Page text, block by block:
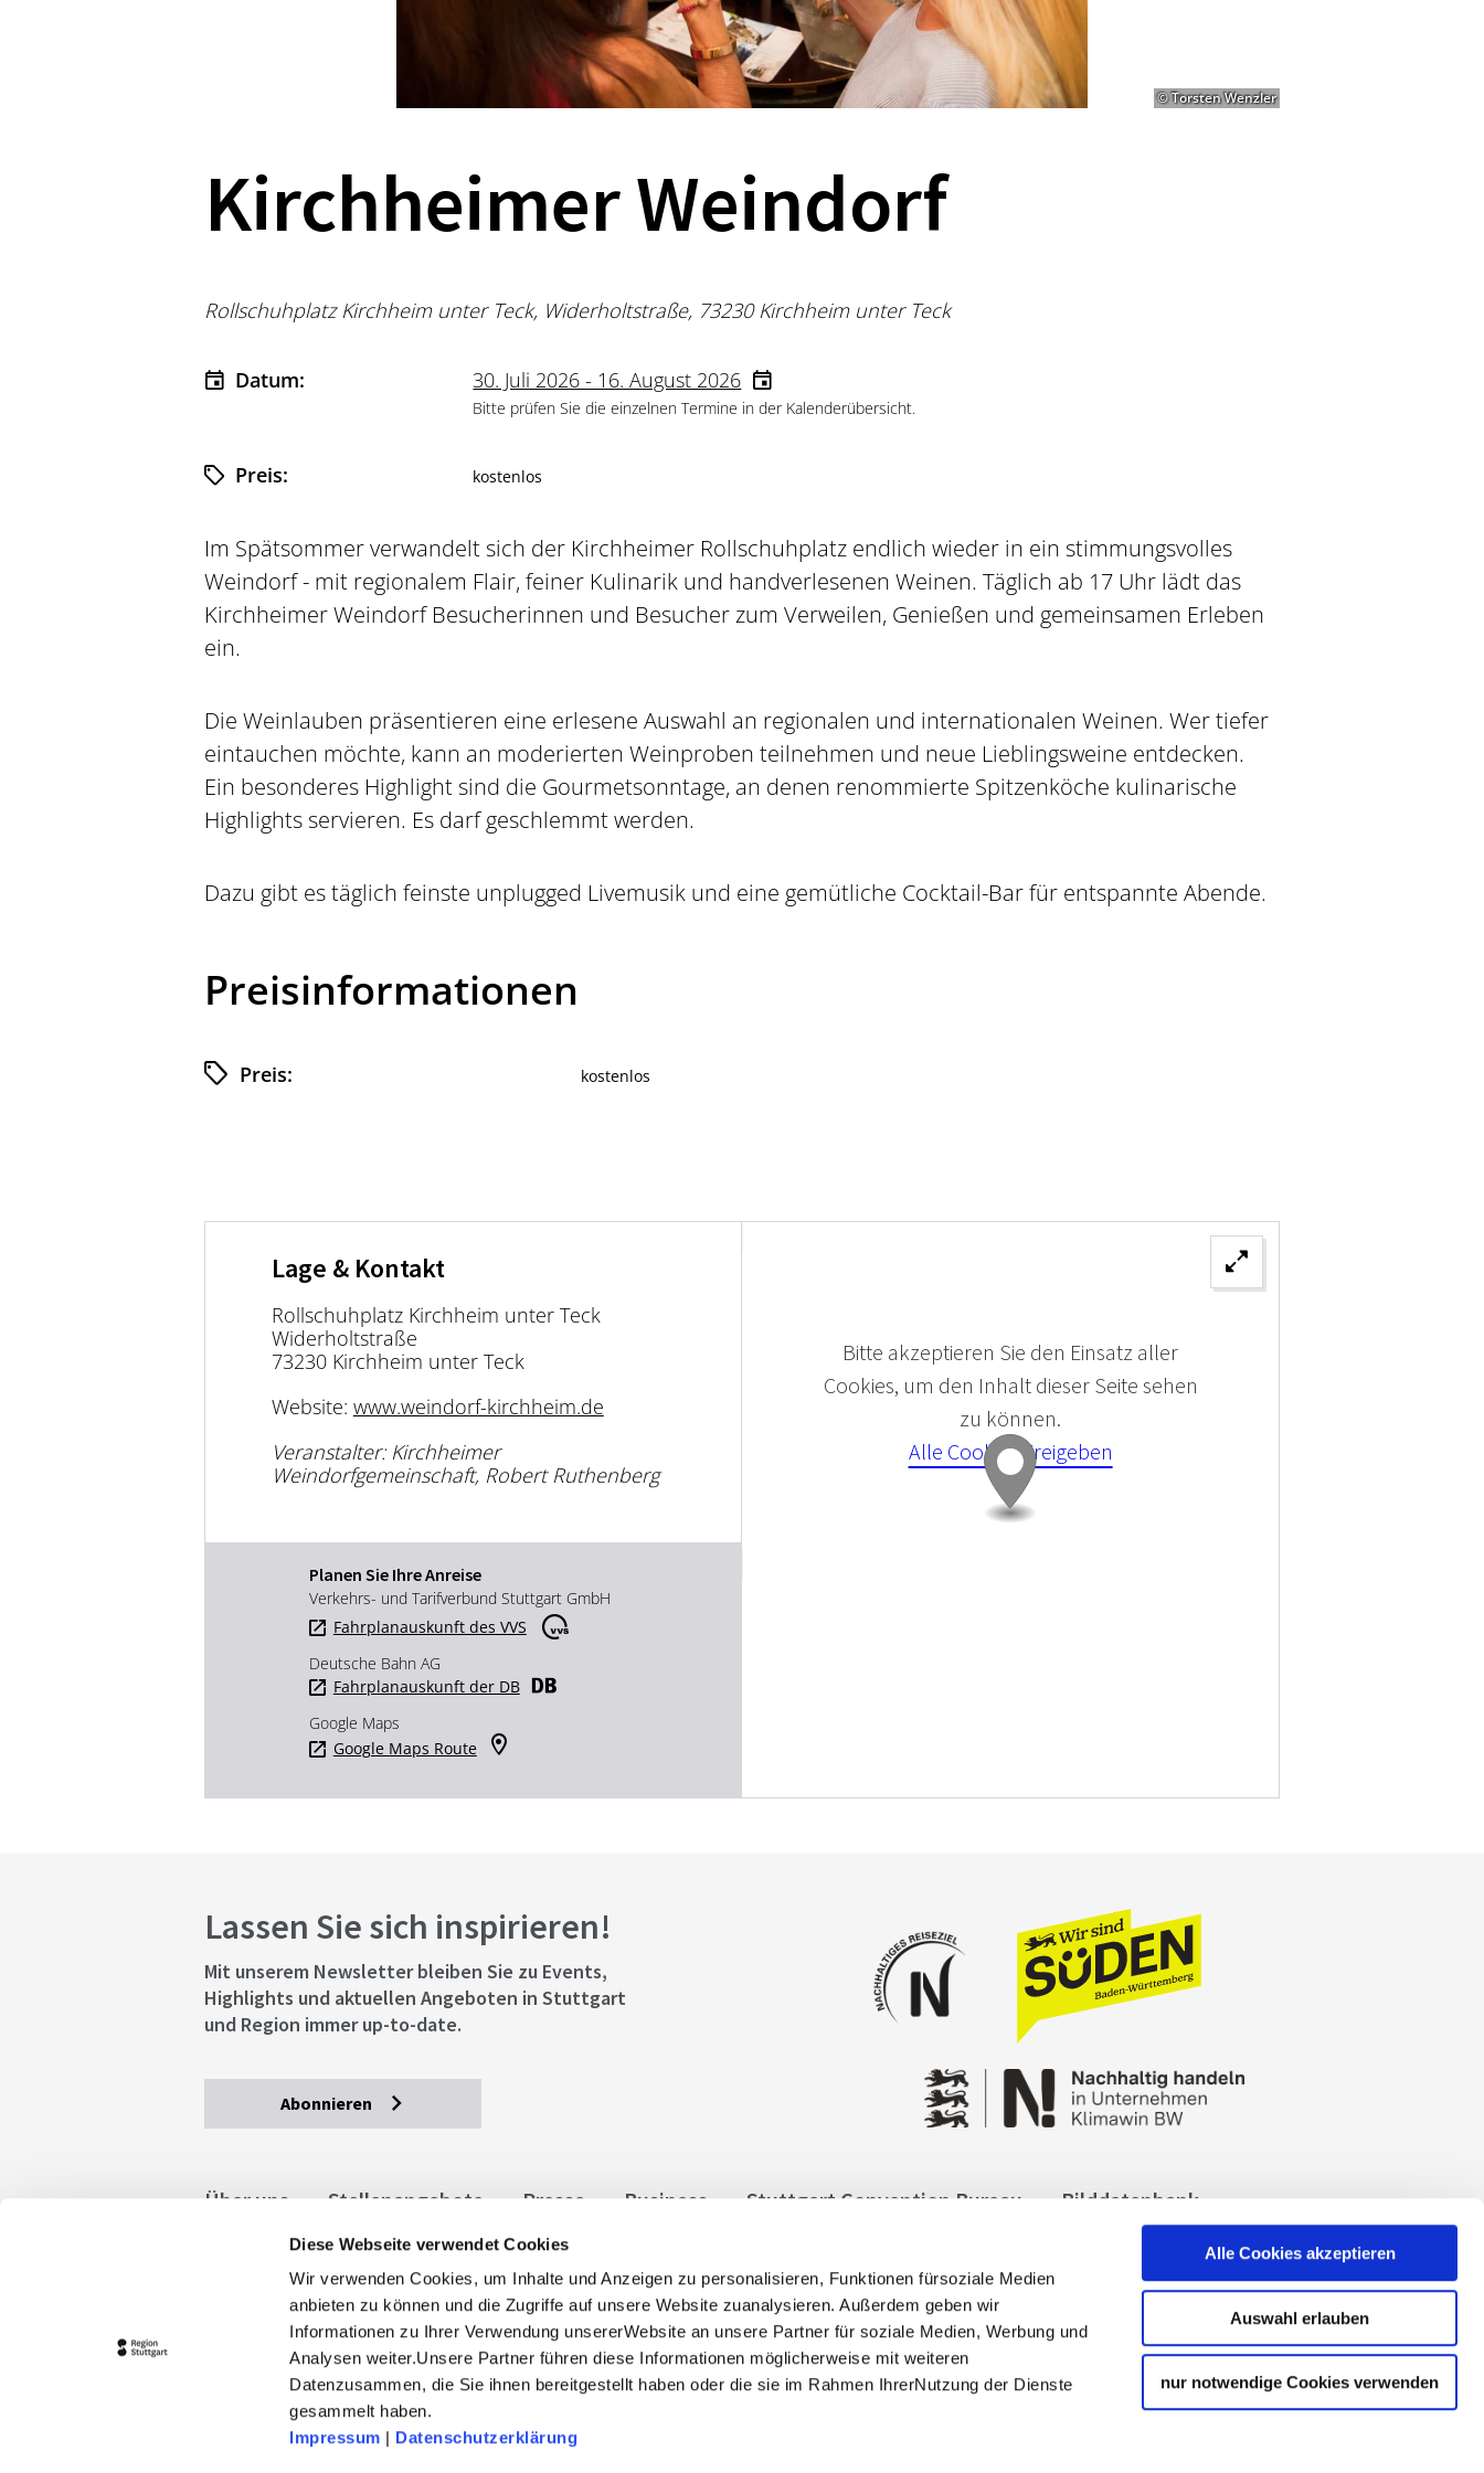
Diese Webseite verwendet Cookies
Wir verwenden Cookies, um Inhalte und Anzeigen zu personalisieren, Funktionen fürsoziale Medien
anbieten zu können und die Zugriffe auf unsere Website zuanalysieren. Außerdem geben wir
Informationen zu Ihrer Verwendung unsererWebsite an unsere Partner für soziale Medien, Werbung und
Analysen weiter.Unsere Partner führen diese Informationen möglicherweise mit weiteren
Datenzusammen, die Sie ihnen bereitgestellt haben oder die sie im Rahmen IhrerNutzung der Dienste
gesammelt haben.
Impressum | Datenschutzerklärung
Alle Cookies akzeptieren
Auswahl erlauben
nur notwendige Cookies verwenden
© Torsten Wenzler
Kirchheimer Weindorf
Rollschuhplatz Kirchheim unter Teck, Widerholtstraße, 73230 Kirchheim unter Teck
Datum: 30. Juli 2026 - 16. August 2026
Bitte prüfen Sie die einzelnen Termine in der Kalenderübersicht.
Preis: kostenlos
Im Spätsommer verwandelt sich der Kirchheimer Rollschuhplatz endlich wieder in ein stimmungsvolles
Weindorf - mit regionalem Flair, feiner Kulinarik und handverlesenen Weinen. Täglich ab 17 Uhr lädt das
Kirchheimer Weindorf Besucherinnen und Besucher zum Verweilen, Genießen und gemeinsamen Erleben
ein.
Die Weinlauben präsentieren eine erlesene Auswahl an regionalen und internationalen Weinen. Wer tiefer
eintauchen möchte, kann an moderierten Weinproben teilnehmen und neue Lieblingsweine entdecken.
Ein besonderes Highlight sind die Gourmetsonntage, an denen renommierte Spitzenköche kulinarische
Highlights servieren. Es darf geschlemmt werden.
Dazu gibt es täglich feinste unplugged Livemusik und eine gemütliche Cocktail-Bar für entspannte Abende.
Preisinformationen
Preis: kostenlos
Lage & Kontakt
Rollschuhplatz Kirchheim unter Teck
Widerholtstraße
73230 Kirchheim unter Teck
Website: www.weindorf-kirchheim.de
Veranstalter: Kirchheimer
Weindorfgemeinschaft, Robert Ruthenberg
Planen Sie Ihre Anreise
Verkehrs- und Tarifverbund Stuttgart GmbH
Fahrplanauskunft des VVS
Deutsche Bahn AG
Fahrplanauskunft der DB
Google Maps
Google Maps Route
Bitte akzeptieren Sie den Einsatz aller
Cookies, um den Inhalt dieser Seite sehen
zu können.
Alle Cookies Freigeben
Lassen Sie sich inspirieren!
Mit unserem Newsletter bleiben Sie zu Events,
Highlights und aktuellen Angeboten in Stuttgart
und Region immer up-to-date.
Abonnieren
Über uns Stellenangebote Presse Business Stuttgart Convention Bureau
Bilddatenbank
Allgemeine Geschäftsbedingungen
stuttgart.de
Barrierefreiheit
© 2026 Stuttgart-Marketing GmbH, info@stuttgart-tourist.de